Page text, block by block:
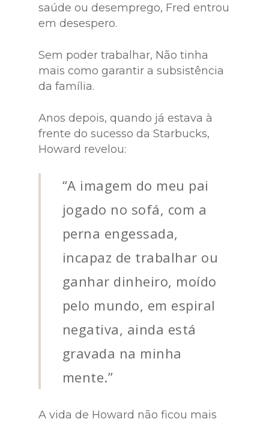
saúde ou desemprego, Fred entrou
em desespero.
Sem poder trabalhar, Não tinha
mais como garantir a subsistência
da família.
Anos depois, quando já estava à
frente do sucesso da Starbucks,
Howard revelou:
“A imagem do meu pai
jogado no sofá, com a
perna engessada,
incapaz de trabalhar ou
ganhar dinheiro, moído
pelo mundo, em espiral
negativa, ainda está
gravada na minha
mente.”
A vida de Howard não ficou mais